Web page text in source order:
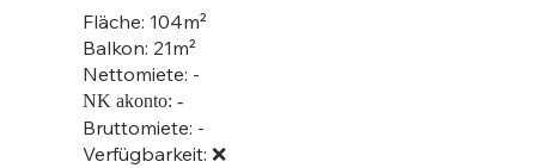
Fläche: 104m²
Balkon: 21m²
Nettomiete: -
NK akonto: -
Bruttomiete: -
Verfügbarkeit: ❌